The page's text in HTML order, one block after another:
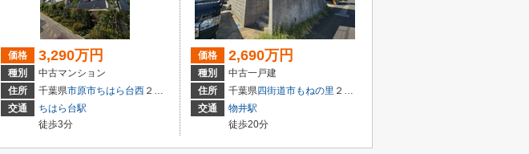
価格 3,290万円
種別
中古マンション
住所
千葉県市原市ちはら台西 ２丁目9-3
交通
ちはら台駅
徒歩3分
価格 2,690万円
種別
中古一戸建
住所
千葉県四街道市もねの里 ２丁目16-23
交通
物井駅
徒歩20分